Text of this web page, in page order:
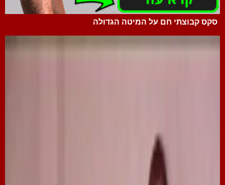
סקס קבוצתי חם על המיטה הגדולה